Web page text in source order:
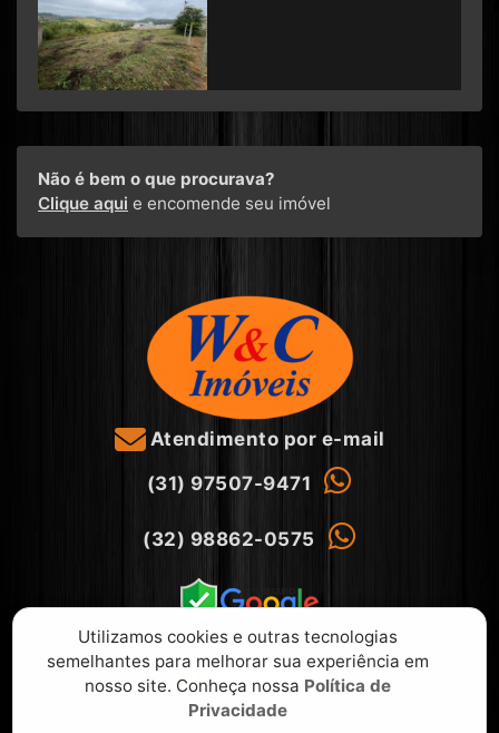
Utilizamos cookies e outras tecnologias
semelhantes para melhorar sua experiência em
nosso site. Conheça nossa Política de
Privacidade
Não é bem o que procurava?
Clique aqui e encomende seu imóvel
Atendimento por e-mail
(31) 97507-9471
(32) 98862-0575